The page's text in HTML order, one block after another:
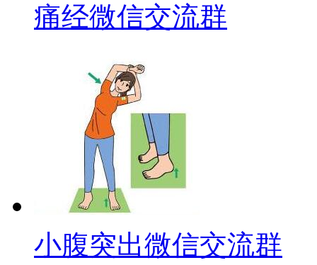
痛经微信交流群
小腹突出微信交流群